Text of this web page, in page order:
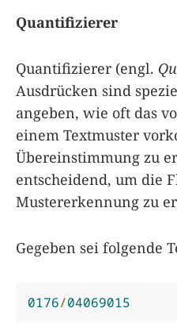
Quantifizierer
Quantifizierer (engl.
Ausdrücken sind
angeben, wie oft das
einem Textmuster
Übereinstimmung zu
entscheidend, um die
Mustererkennung zu
Gegeben sei folgende
0176/04069015